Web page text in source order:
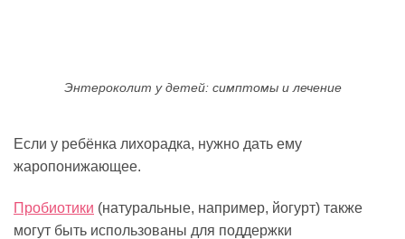
Энтероколит у детей: симптомы и лечение
Если у ребёнка лихорадка, нужно дать ему
жаропонижающее.
Пробиотики (натуральные, например, йогурт) также
могут быть использованы для поддержки